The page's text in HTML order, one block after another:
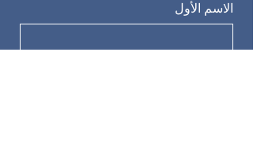
الاسم الأول